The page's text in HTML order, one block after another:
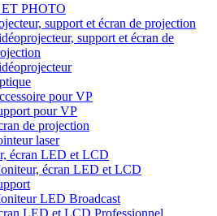
PHOTO
support et écran de projection
support et écran de
pour VP
pour VP
de projection
laser
écran LED et LCD
écran LED et LCD
LED Broadcast
LED et LCD Professionnel